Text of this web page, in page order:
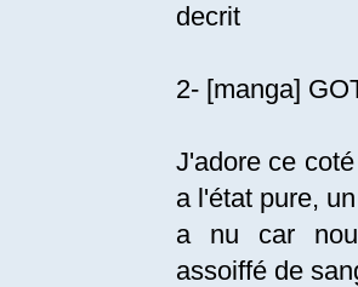
decrit
2- [manga]
J'adore ce
a l'état pure,
a nu car
assoiffé de